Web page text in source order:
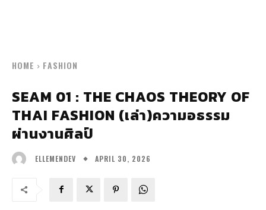
HOME FASHION
SEAM 01 : THE CHAOS THEORY OF
THAI FASHION (เล่า)ความอธรรม
ผ่านงานศิลป์
ELLEMENDEV APRIL 30, 2026